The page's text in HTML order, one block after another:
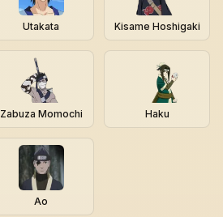
Utakata Kisame Hoshigaki
Zabuza Momochi Haku
Ao